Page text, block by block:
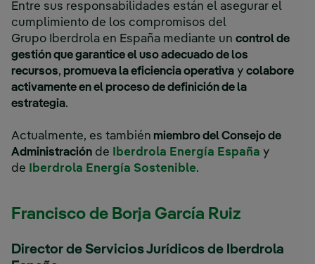
Entre sus responsabilidades están el asegurar el
cumplimiento de los compromisos del
Grupo Iberdrola en España mediante un control de
gestión que garantice el uso adecuado de los
recursos, promueva la eficiencia operativa y colabore
activamente en el proceso de definición de la
estrategia.
Actualmente, es también miembro del Consejo de
Administración de Iberdrola Energía España Enlace
y
de
Iberdrola Energía SostenibleEnlace externo, se
.
Francisco de Borja García Ruiz
Director de Servicios Jurídicos de Iberdrola